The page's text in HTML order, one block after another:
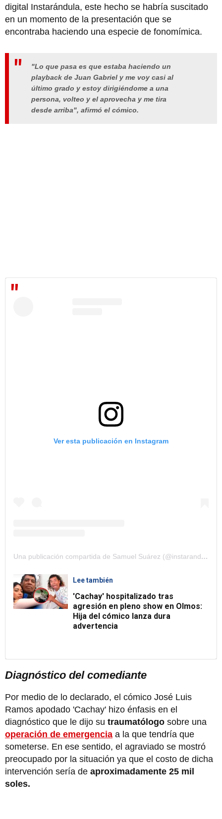
digital Instarándula, este hecho se habría suscitado
en un momento de la presentación que se
encontraba haciendo una especie de fonomímica.
"Lo que pasa es que estaba haciendo un
playback de Juan Gabriel y me voy casi al
último grado y estoy dirigiéndome a una
persona, volteo y el aprovecha y me tira
desde arriba", afirmó el cómico.
Ver esta publicación en Instagram
Una publicación compartida de Samuel Suárez (@instarandula)
Lee también
'Cachay' hospitalizado tras
agresión en pleno show en Olmos:
Hija del cómico lanza dura
advertencia
Diagnóstico del comediante
Por medio de lo declarado, el cómico José Luis
Ramos apodado 'Cachay' hizo énfasis en el
diagnóstico que le dijo su traumatólogo sobre una
operación de emergencia a la que tendría que
someterse. En ese sentido, el agraviado se mostró
preocupado por la situación ya que el costo de dicha
intervención sería de aproximadamente 25 mil
soles.